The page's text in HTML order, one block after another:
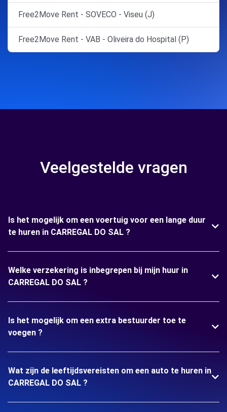
Free2Move Rent - SOVECO - Viseu (J)
Free2Move Rent - VAB - Oliveira do Hospital (P)
Veelgestelde vragen
Is het mogelijk om een voertuig voor een lange duur
te huren in CARREGAL DO SAL ?
Welke verzekering is inbegrepen bij mijn huur in
CARREGAL DO SAL ?
Is het mogelijk om een extra bestuurder toe te
voegen ?
Wat zijn de leeftijdsvereisten om een auto te huren in
CARREGAL DO SAL ?